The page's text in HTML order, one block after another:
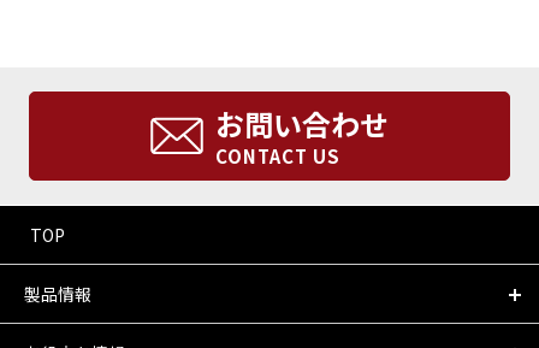
お問い合わせ
CONTACT US
TOP
製品情報